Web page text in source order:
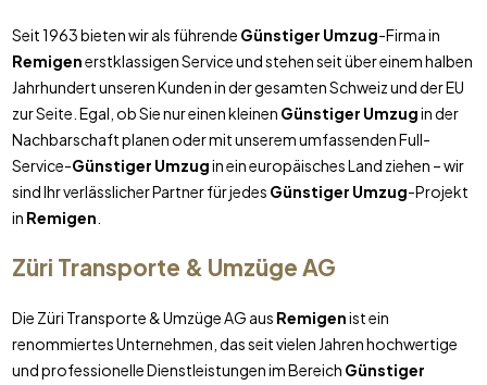
Seit 1963 bieten wir als führende Günstiger Umzug-Firma in
Remigenerstklassigen Service und stehen seit über einem halben
Jahrhundert unseren Kunden in der gesamten Schweiz und der EU
zur Seite. Egal, ob Sie nur einen kleinen Günstiger Umzugin der
Nachbarschaft planen oder mit unserem umfassenden Full-
Service-Günstiger Umzugin ein europäisches Land ziehen – wir
sind Ihr verlässlicher Partner für jedes Günstiger Umzug-Projekt
in Remigen
Züri Transporte & Umzüge AG
Die Züri Transporte & Umzüge AG aus Remigenist ein
renommiertes Unternehmen, das seit vielen Jahren hochwertige
und professionelle Dienstleistungen im Bereich Günstiger